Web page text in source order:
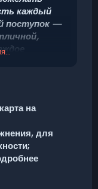
каждый
поступок —
на
для